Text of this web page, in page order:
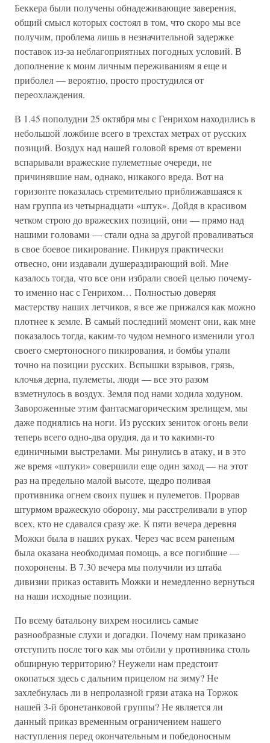
Беккера были получены обнадеживающие заверения,
общий смысл которых состоял в том, что скоро мы все
получим, проблема лишь в незначительной задержке
поставок из-за неблагоприятных погодных условий. В
дополнение к моим личным переживаниям я еще и
приболел — вероятно, просто простудился от
переохлаждения.
В 1.45 пополудни 25 октября мы с Генрихом находились в
небольшой ложбине всего в трехстах метрах от русских
позиций. Воздух над нашей головой время от времени
вспарывали вражеские пулеметные очереди, не
причинявшие нам, однако, никакого вреда. Вот на
горизонте показалась стремительно приближавшаяся к
нам группа из четырнадцати «штук». Дойдя в красивом
четком строю до вражеских позиций, они — прямо над
нашими головами — стали одна за другой проваливаться
в свое боевое пикирование. Пикируя практически
отвесно, они издавали душераздирающий вой. Мне
казалось тогда, что все они избрали своей целью почему-
то именно нас с Генрихом… Полностью доверяя
мастерству наших летчиков, я все же прижался как можно
плотнее к земле. В самый последний момент они, как мне
показалось тогда, каким-то чудом немного изменили угол
своего смертоносного пикирования, и бомбы упали
точно на позиции русских. Вспышки взрывов, грязь,
клочья дерна, пулеметы, люди — все это разом
взметнулось в воздух. Земля под нами ходила ходуном.
Завороженные этим фантасмагорическим зрелищем, мы
даже поднялись на ноги. Из русских зениток огонь вели
теперь всего одно-два орудия, да и то какими-то
единичными выстрелами. Мы ринулись в атаку, и в это
же время «штуки» совершили еще один заход — на этот
раз на предельно малой высоте, щедро поливая
противника огнем своих пушек и пулеметов. Прорвав
штурмом вражескую оборону, мы расстреливали в упор
всех, кто не сдавался сразу же. К пяти вечера деревня
Можки была в наших руках. Через час всем раненым
была оказана необходимая помощь, а все погибшие —
похоронены. В 7.30 вечера мы получили из штаба
дивизии приказ оставить Можки и немедленно вернуться
на наши исходные позиции.
По всему батальону вихрем носились самые
разнообразные слухи и догадки. Почему нам приказано
отступить после того как мы отбили у противника столь
обширную территорию? Неужели нам предстоит
окопаться здесь с дальним прицелом на зиму? Не
захлебнулась ли в непролазной грязи атака на Торжок
нашей 3-й бронетанковой группы? Не является ли
данный приказ временным ограничением нашего
наступления перед окончательным и победоносным